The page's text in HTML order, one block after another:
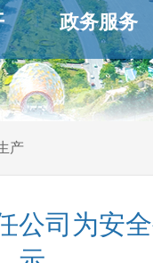
政务服务
产
公司为安